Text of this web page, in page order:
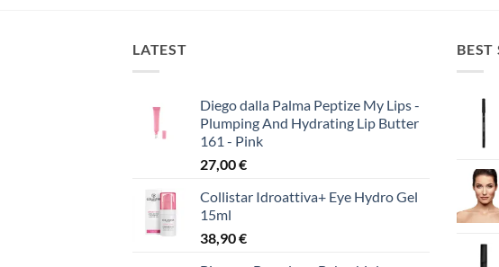
LATEST
Diego dalla Palma Peptize My Lips -
Plumping And Hydrating Lip Butter
161 - Pink
27,00€
Collistar Idroattiva+ Eye Hydro Gel
15ml
38,90€
BEST